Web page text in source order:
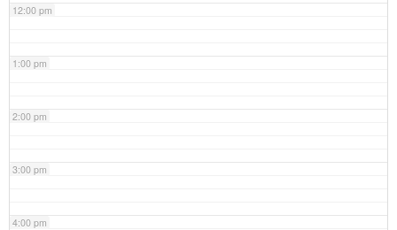
12:00 pm
1:00 pm
2:00 pm
3:00 pm
4:00 pm